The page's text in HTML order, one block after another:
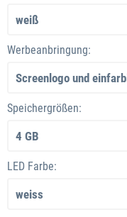
Werbeanbringung:
Speichergrößen:
LED Farbe: